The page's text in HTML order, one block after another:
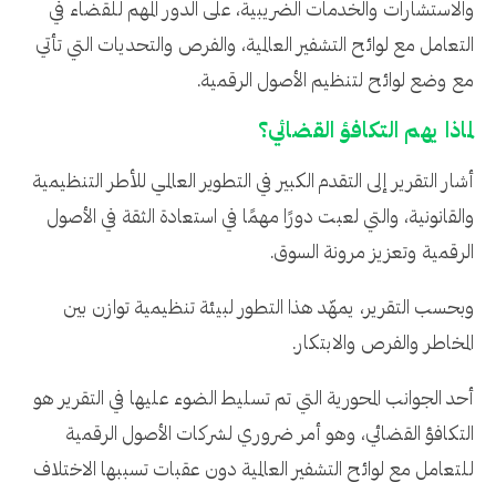
والاستشارات والخدمات الضريبية، على الدور المهم للقضاء في
التعامل مع لوائح التشفير العالمية، والفرص والتحديات التي تأتي
مع وضع لوائح لتنظيم الأصول الرقمية.
لماذا يهم التكافؤ القضائي؟
أشار التقرير إلى التقدم الكبير في التطوير العالمي للأطر التنظيمية
والقانونية، والتي لعبت دورًا مهمًا في استعادة الثقة في الأصول
الرقمية وتعزيز مرونة السوق.
وبحسب التقرير، يمهّد هذا التطور لبيئة تنظيمية توازن بين
المخاطر والفرص والابتكار.
أحد الجوانب المحورية التي تم تسليط الضوء عليها في التقرير هو
التكافؤ القضائي، وهو أمر ضروري لشركات الأصول الرقمية
للتعامل مع لوائح التشفير العالمية دون عقبات تسببها الاختلاف